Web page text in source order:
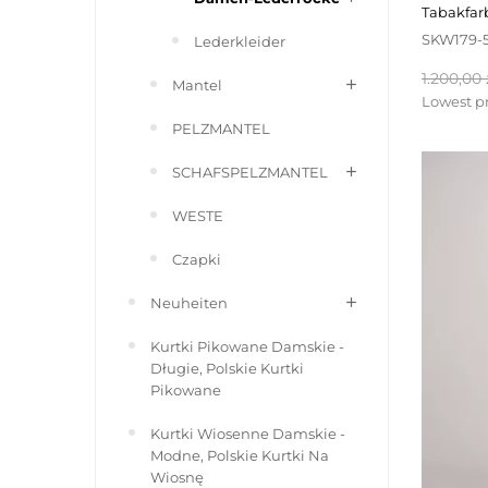
Lederkleider
Mantel
PELZMANTEL
SCHAFSPELZMANTEL
WESTE
Czapki
Neuheiten
Kurtki Pikowane Damskie -
Długie, Polskie Kurtki
Pikowane
Kurtki Wiosenne Damskie -
Modne, Polskie Kurtki Na
Wiosnę
SKW179-
Preis
1.200,00
Lowest